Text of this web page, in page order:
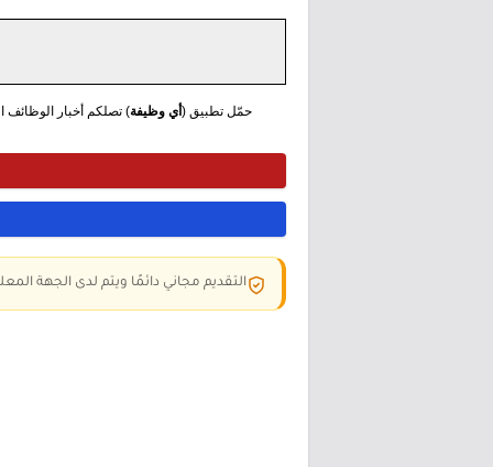
حمّل تطبيق ( أي وظيفة) تصلكم أخبار الوظائف
التقديم مجاني دائمًا ويتم لدى الجهة